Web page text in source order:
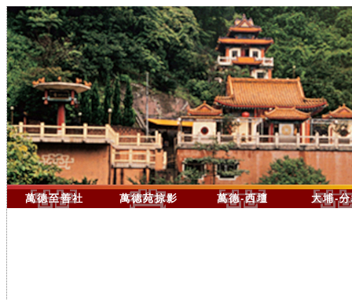
萬德至善社 萬德苑掠影 萬德-西壇 大埔-